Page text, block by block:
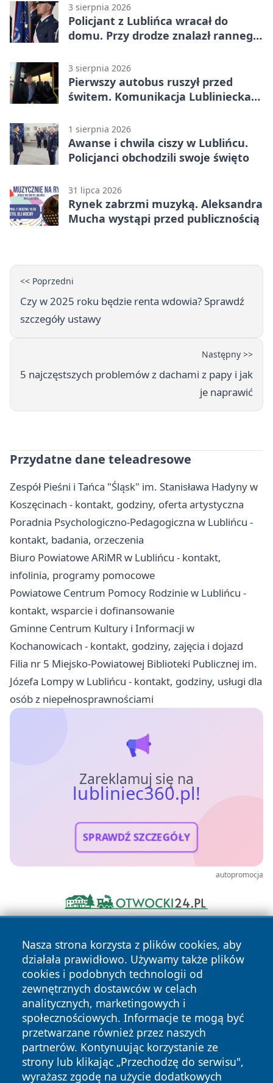
3 sierpnia 2026
Policjant z Lublińca wracał do
domu. Przy drodze znalazł rannego
3 sierpnia 2026
Pierwszy autobus ruszył przed
świtem. Komunikacja Lubliniecka
1 sierpnia 2026
Awanse i chwila ciszy w Lublińcu.
Policjanci obchodzili swoje święto
31 lipca 2026
Rynek zabrzmi muzyką. Aleksandra
Mucha wystąpi przed publicznością
<< Poprzedni
Czy w 2025 roku będzie renta wdowia? Sprawdź
szczegóły ustawy
Następny >>
5 najczęstszych problemów z dachami z papy i jak
je naprawić
Przydatne dane teleadresowe
Zespół Pieśni i Tańca "Śląsk" im. Stanisława Hadyny w
Koszęcinach - kontakt, godziny, oferta artystyczna
Poradnia Psychologiczno-Pedagogiczna w Lublińcu -
kontakt, badania, orzeczenia
Biuro Powiatowe ARiMR w Lublińcu - kontakt,
infolinia, programy pomocowe
Powiatowe Centrum Pomocy Rodzinie w Lublińcu -
kontakt, wsparcie i dofinansowanie
Gminne Centrum Kultury i Informacji w
Kochanowicach - kontakt, godziny, zajęcia i dojazd
Filia nr 5 Miejsko-Powiatowej Biblioteki Publicznej im.
Józefa Lompy w Lublińcu - kontakt, godziny, usługi dla
osób z niepełnosprawnościami
Zareklamuj się na
lubliniec360.pl!
SPRAWDŹ SZCZEGÓŁY
autopromocja
Nasza strona korzysta z plików cookies, aby
działała prawidłowo. Używamy także plików
cookies i podobnych technologii od
zewnętrznych dostawców w celach
analitycznych, marketingowych i
społecznościowych. Informacje te mogą być
przetwarzane również przez naszych
partnerów. Kontynuując korzystanie ze
strony lub klikając „Przechodzę do serwisu",
wyrażasz zgodę na użycie dodatkowych
Copyright © 2026 lubliniec360.pl Wszystkie prawa
zastrzeżone.
News Autorzy
Polityka
Prywatności
Polityka
Cookies